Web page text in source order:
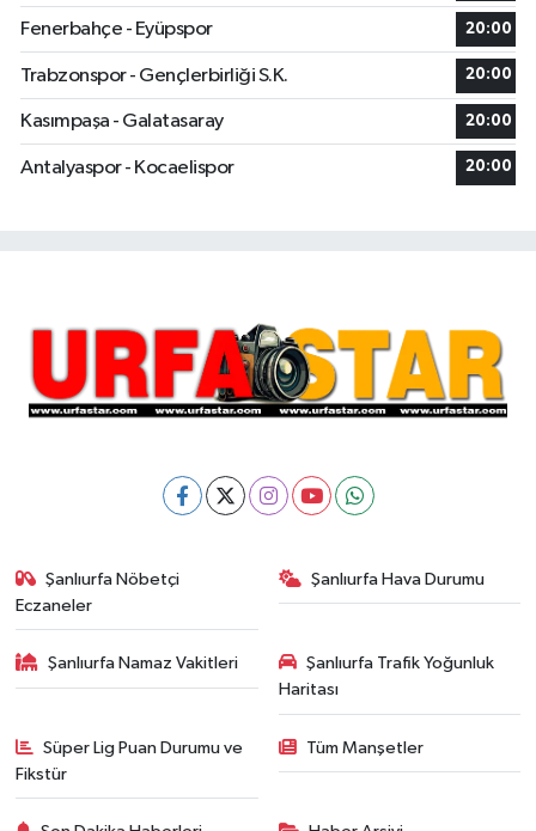
Fenerbahçe - Eyüpspor 20:00
Trabzonspor - Gençlerbirliği S.K. 20:00
Kasımpaşa - Galatasaray 20:00
Antalyaspor - Kocaelispor 20:00
Şanlıurfa Nöbetçi
Eczaneler
Şanlıurfa Hava Durumu
Şanlıurfa Namaz Vakitleri
Şanlıurfa Trafik Yoğunluk
Haritası
Süper Lig Puan Durumu ve
Fikstür
Tüm Manşetler